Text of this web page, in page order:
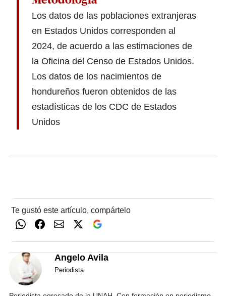
Los datos de las poblaciones extranjeras
en Estados Unidos corresponden al
2024, de acuerdo a las estimaciones de
la Oficina del Censo de Estados Unidos.
Los datos de los nacimientos de
hondureños fueron obtenidos de las
estadísticas de los CDC de Estados
Unidos
Te gustó este artículo, compártelo
Angelo Avila
Periodista